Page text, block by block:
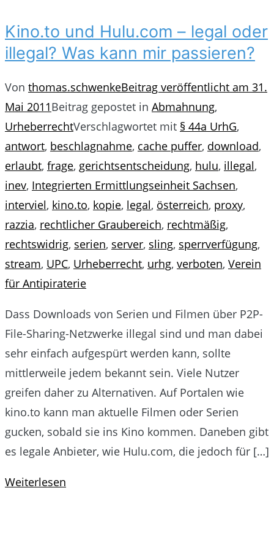
Kino.to und Hulu.com – legal oder
illegal? Was kann mir passieren?
Von thomas.schwenkeBeitrag veröffentlicht am 31.
Mai 2011Beitrag gepostet in Abmahnung,
UrheberrechtVerschlagwortet mit § 44a UrhG,
antwort, beschlagnahme, cache puffer, download,
erlaubt, frage, gerichtsentscheidung, hulu, illegal,
inev, Integrierten Ermittlungseinheit Sachsen,
interviel, kino.to, kopie, legal, österreich, proxy,
razzia, rechtlicher Graubereich, rechtmäßig,
rechtswidrig, serien, server, sling, sperrverfügung,
stream, UPC, Urheberrecht, urhg, verboten, Verein
für Antipiraterie
Dass Downloads von Serien und Filmen über P2P-
File-Sharing-Netzwerke illegal sind und man dabei
sehr einfach aufgespürt werden kann, sollte
mittlerweile jedem bekannt sein. Viele Nutzer
greifen daher zu Alternativen. Auf Portalen wie
kino.to kann man aktuelle Filmen oder Serien
gucken, sobald sie ins Kino kommen. Daneben gibt
es legale Anbieter, wie Hulu.com, die jedoch für […]
Weiterlesen